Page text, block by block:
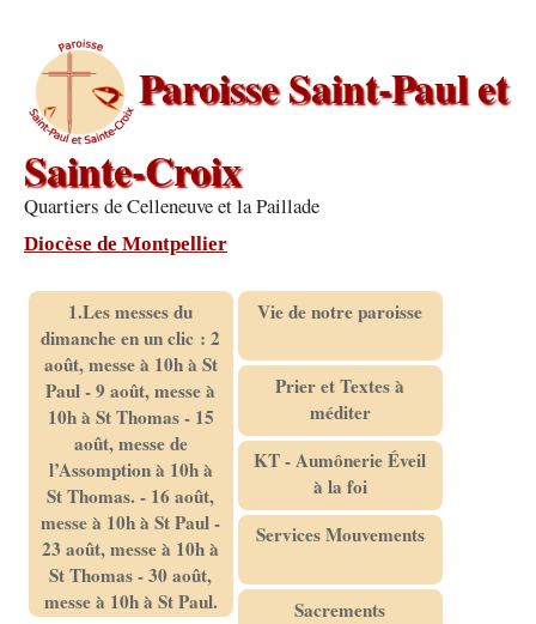
Paroisse Saint-Paul et
Sainte-Croix
Quartiers de Celleneuve et la Paillade
Diocèse de Montpellier
1.Les messes du
dimanche en un clic : 2
août, messe à 10h à St
Paul - 9 août, messe à
10h à St Thomas - 15
août, messe de
l’Assomption à 10h à
St Thomas. - 16 août,
messe à 10h à St Paul -
23 août, messe à 10h à
St Thomas - 30 août,
messe à 10h à St Paul.
Vie de notre paroisse
Prier et Textes à
méditer
KT - Aumônerie Éveil
à la foi
Services Mouvements
Sacrements